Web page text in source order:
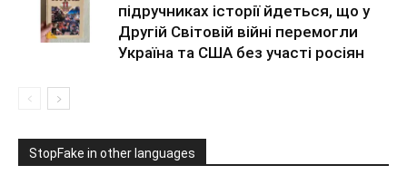
підручниках історії йдеться, що у
Другій Світовій війні перемогли
Україна та США без участі росіян
StopFake in other languages